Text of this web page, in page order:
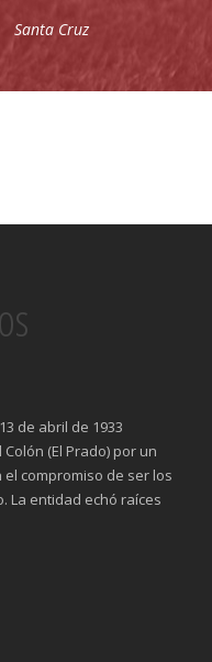
Santa Cruz
de abril de 1933
(El Prado) por un
compromiso de ser los
La entidad echó raíces